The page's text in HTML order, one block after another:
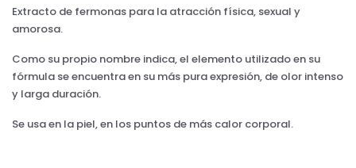
Extracto de fermonas para la atracción física, sexual y
amorosa.
Como su propio nombre indica, el elemento utilizado en su
fórmula se encuentra en su más pura expresión, de olor intenso
y larga duración.
Se usa en la piel, en los puntos de más calor corporal.